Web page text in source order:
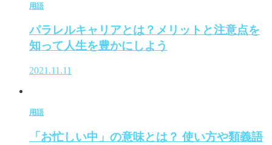
用語
パラレルキャリアとは？メリットと注意点を
知って人生を豊かにしよう
2021.11.11
用語
「お忙しい中」の意味とは？ 使い方や類義語